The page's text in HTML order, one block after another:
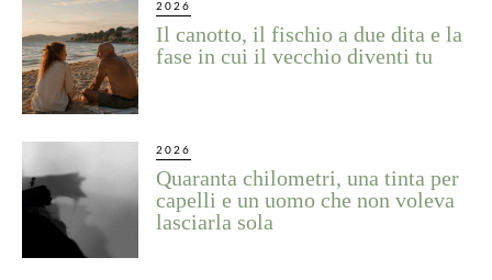
2026
Il canotto, il fischio a due dita e la
fase in cui il vecchio diventi tu
2026
Quaranta chilometri, una tinta per
capelli e un uomo che non voleva
lasciarla sola